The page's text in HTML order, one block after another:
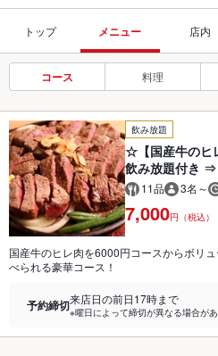
トップ メニュー 店内
コース 料理
飲み放題
☆【国産牛のヒ
飲み放題付き
11品 3名～
7,000円（税込）
国産牛のヒレ肉を6000円コースからボリ
べられる豪華コース！
予約締切来店日の前日17時まで
※曜日によって締切が異なる場合があ